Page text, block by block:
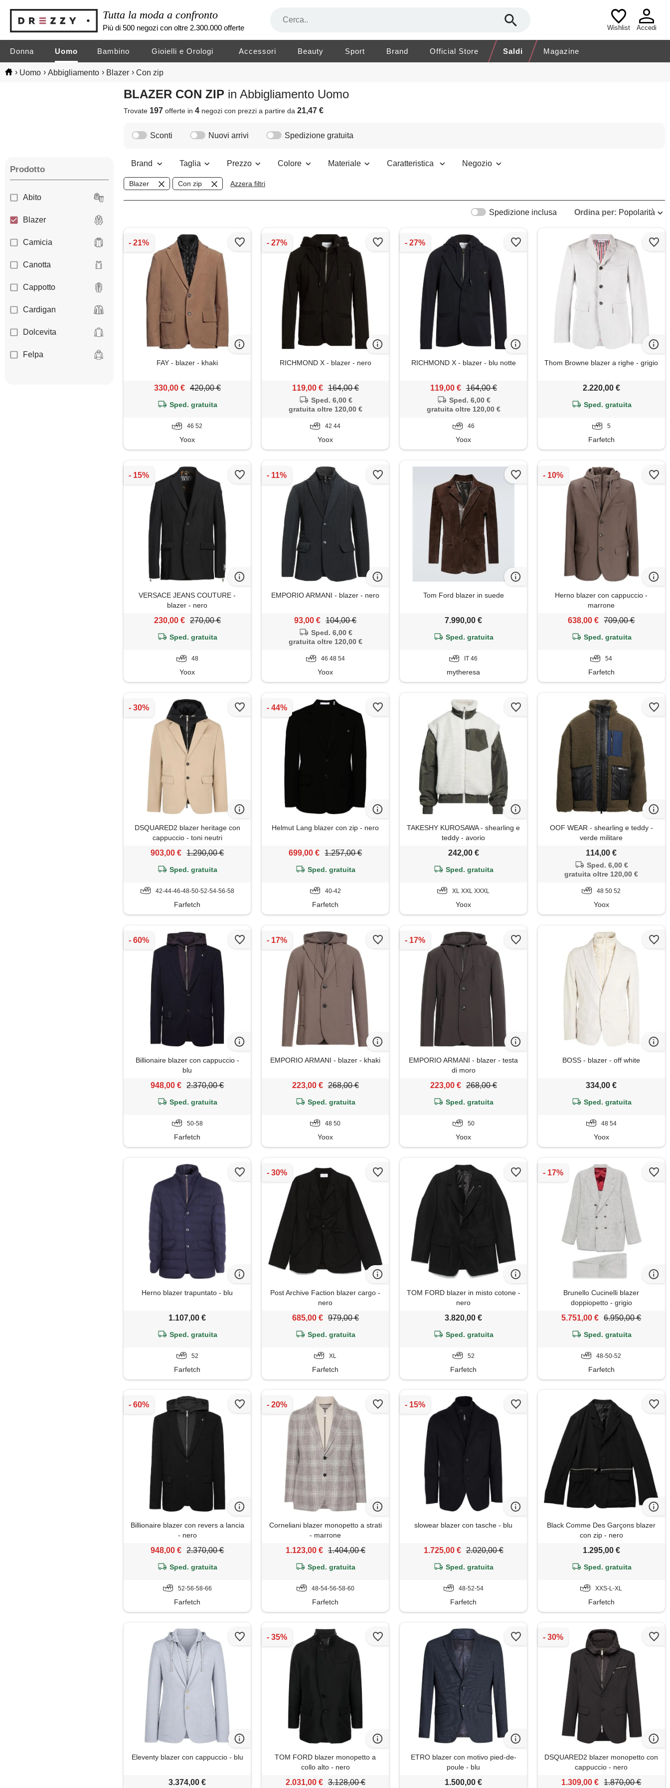
Tutta la moda a confronto
Più di 500 negozi con oltre 2.300.000 offerte Wishlist Accedi
Donna Uomo Bambino Gioielli e Orologi Accessori Beauty Sport Brand Official Store Saldi Magazine
› Uomo › Abbigliamento › Blazer › Con zip
BLAZER CON ZIP in Abbigliamento Uomo
Trovate 197 offerte in4 negozicon prezzi a partire da21,47 €
Prodotto
Abito
Blazer
Camicia
Canotta
Cappotto
Cardigan
Dolcevita
Felpa
Sconti Nuovi arrivi Spedizione gratuita
Brand Taglia Prezzo Colore Materiale Caratteristica Negozio
Blazer Con zip Azzera filtri
Ordina per: Popolarità
Spedizione inclusa
FAY - blazer - khaki
330,00 € 420,00 €
Sped. gratuita
46 52
Yoox
RICHMOND X - blazer - nero
119,00 € 164,00 €
Sped. 6,00 €
gratuita oltre 120,00 €
42 44
Yoox
RICHMOND X - blazer - blu notte
119,00 € 164,00 €
Sped. 6,00 €
gratuita oltre 120,00 €
46
Yoox
Thom Browne blazer a righe - grigio
2.220,00 €
Sped. gratuita
5
Farfetch
VERSACE JEANS COUTURE -
blazer - nero
230,00 € 270,00 €
Sped. gratuita
48
Yoox
EMPORIO ARMANI - blazer - nero
93,00 € 104,00 €
Sped. 6,00 €
gratuita oltre 120,00 €
46 48 54
Yoox
Tom Ford blazer in suede
7.990,00 €
Sped. gratuita
IT 46
mytheresa
Herno blazer con cappuccio -
marrone
638,00 € 709,00 €
Sped. gratuita
54
Farfetch
DSQUARED2 blazer heritage con
cappuccio - toni neutri
903,00 € 1.290,00 €
Sped. gratuita
42-44-46-48-50-52-54-56-58
Farfetch
Helmut Lang blazer con zip - nero
699,00 € 1.257,00 €
Sped. gratuita
40-42
Farfetch
TAKESHY KUROSAWA - shearling e
teddy - avorio
242,00 €
Sped. gratuita
XL XXL XXXL
Yoox
OOF WEAR - shearling e teddy -
verde militare
114,00 €
Sped. 6,00 €
gratuita oltre 120,00 €
48 50 52
Yoox
Billionaire blazer con cappuccio -
blu
948,00 € 2.370,00 €
Sped. gratuita
50-58
Farfetch
EMPORIO ARMANI - blazer - khaki
223,00 € 268,00 €
Sped. gratuita
48 50
Yoox
EMPORIO ARMANI - blazer - testa
di moro
223,00 € 268,00 €
Sped. gratuita
50
Yoox
BOSS - blazer - off white
334,00 €
Sped. gratuita
48 54
Yoox
Herno blazer trapuntato - blu
1.107,00 €
Sped. gratuita
52
Farfetch
Post Archive Faction blazer cargo -
nero
685,00 € 979,00 €
Sped. gratuita
XL
Farfetch
TOM FORD blazer in misto cotone -
nero
3.820,00 €
Sped. gratuita
52
Farfetch
Brunello Cucinelli blazer
doppiopetto - grigio
5.751,00 € 6.950,00 €
Sped. gratuita
48-50-52
Farfetch
Billionaire blazer con revers a lancia
- nero
948,00 € 2.370,00 €
Sped. gratuita
52-56-58-66
Farfetch
Corneliani blazer monopetto a strati
- marrone
1.123,00 € 1.404,00 €
Sped. gratuita
48-54-56-58-60
Farfetch
slowear blazer con tasche - blu
1.725,00 € 2.020,00 €
Sped. gratuita
48-52-54
Farfetch
Black Comme Des Garçons blazer
con zip - nero
1.295,00 €
Sped. gratuita
XXS-L-XL
Farfetch
Eleventy blazer con cappuccio - blu
3.374,00 €
TOM FORD blazer monopetto a
collo alto - nero
2.031,00 € 3.128,00 €
ETRO blazer con motivo pied-de-
poule - blu
1.500,00 €
DSQUARED2 blazer monopetto con
cappuccio - nero
1.309,00 € 1.870,00 €